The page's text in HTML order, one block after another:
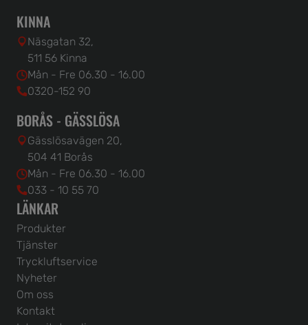
KINNA
Näsgatan 32,
511 56 Kinna
Mån - Fre 06.30 - 16.00
0320-152 90
BORÅS - GÄSSLÖSA
Gässlösavägen 20,
504 41 Borås
Mån - Fre 06.30 - 16.00
033 - 10 55 70
LÄNKAR
Produkter
Tjänster
Tryckluftservice
Nyheter
Om oss
Kontakt